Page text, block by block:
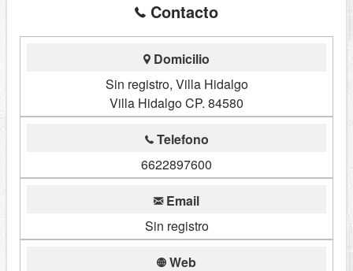
Contacto
Domicilio
Sin registro, Villa Hidalgo
Villa Hidalgo CP. 84580
Telefono
6622897600
Email
Sin registro
Web